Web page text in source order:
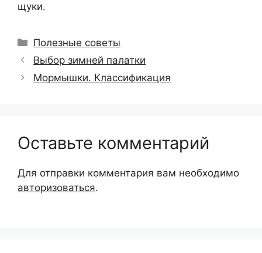
щуки.
Рубрики
Полезные советы
Выбор зимней палатки
Мормышки. Классификация
Оставьте комментарий
Для отправки комментария вам необходимо
авторизоваться.